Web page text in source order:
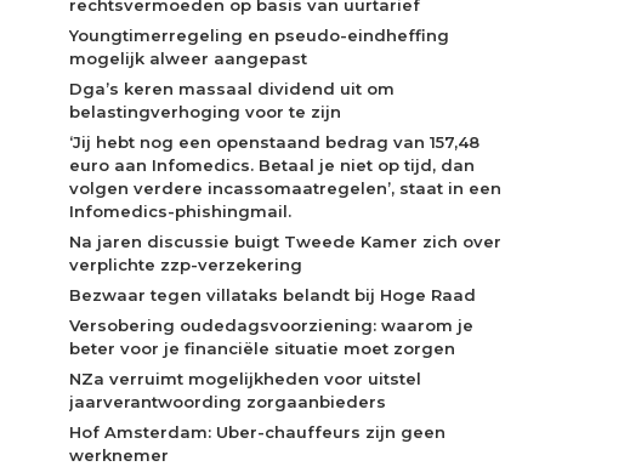
rechtsvermoeden op basis van uurtarief
Youngtimerregeling en pseudo-eindheffing
mogelijk alweer aangepast
Dga’s keren massaal dividend uit om
belastingverhoging voor te zijn
‘Jij hebt nog een openstaand bedrag van 157,48
euro aan Infomedics. Betaal je niet op tijd, dan
volgen verdere incassomaatregelen’, staat in een
Infomedics-phishingmail.
Na jaren discussie buigt Tweede Kamer zich over
verplichte zzp-verzekering
Bezwaar tegen villataks belandt bij Hoge Raad
Versobering oudedagsvoorziening: waarom je
beter voor je financiële situatie moet zorgen
NZa verruimt mogelijkheden voor uitstel
jaarverantwoording zorgaanbieders
Hof Amsterdam: Uber-chauffeurs zijn geen
werknemer